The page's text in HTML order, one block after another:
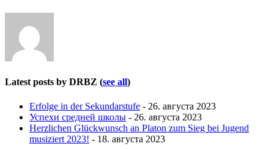
Latest posts by DRBZ (see all)
Erfolge in der Sekundarstufe - 26. августа 2023
Успехи средней школы - 26. августа 2023
Herzlichen Glückwunsch an Platon zum Sieg bei Jugend
musiziert 2023! - 18. августа 2023